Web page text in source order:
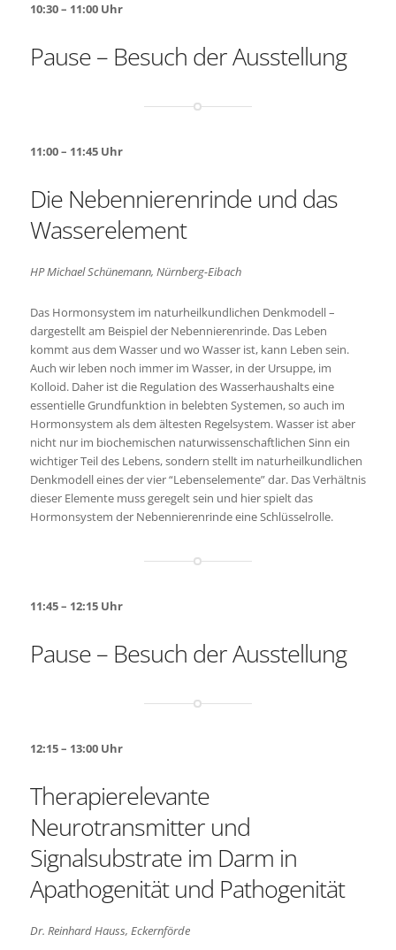
10:30 – 11:00 Uhr
Pause – Besuch der Ausstellung
11:00 – 11:45 Uhr
Die Nebennierenrinde und das
Wasserelement
HP Michael Schünemann, Nürnberg-Eibach
Das Hormonsystem im naturheilkundlichen Denkmodell –
dargestellt am Beispiel der Nebennierenrinde. Das Leben
kommt aus dem Wasser und wo Wasser ist, kann Leben sein.
Auch wir leben noch immer im Wasser, in der Ursuppe, im
Kolloid. Daher ist die Regulation des Wasserhaushalts eine
essentielle Grundfunktion in belebten Systemen, so auch im
Hormonsystem als dem ältesten Regelsystem. Wasser ist aber
nicht nur im biochemischen naturwissenschaftlichen Sinn ein
wichtiger Teil des Lebens, sondern stellt im naturheilkundlichen
Denkmodell eines der vier “Lebenselemente” dar. Das Verhältnis
dieser Elemente muss geregelt sein und hier spielt das
Hormonsystem der Nebennierenrinde eine Schlüsselrolle.
11:45 – 12:15 Uhr
Pause – Besuch der Ausstellung
12:15 – 13:00 Uhr
Therapierelevante
Neurotransmitter und
Signalsubstrate im Darm in
Apathogenität und Pathogenität
Dr. Reinhard Hauss, Eckernförde